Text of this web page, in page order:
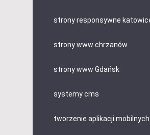
strony responsywne
strony www chrzanów
strony www Gdańsk
systemy cms
tworzenie aplikacji mobilnych